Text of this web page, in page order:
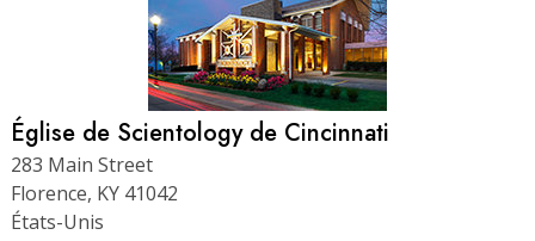
Église de Scientology de Cincinnati
283 Main Street
Florence, KY 41042
États-Unis